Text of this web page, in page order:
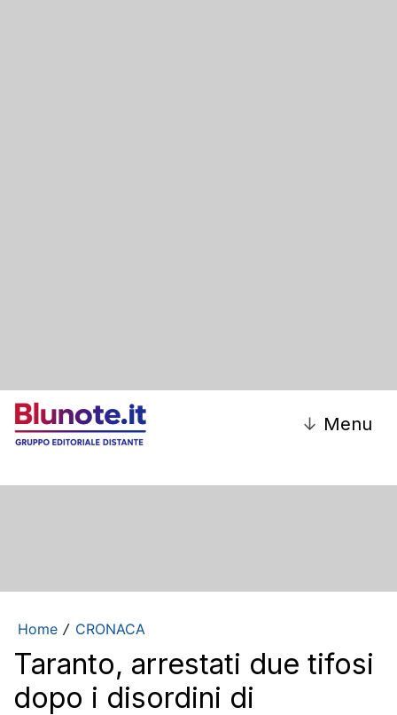
↓ Menu
Home / CRONACA
Taranto, arrestati due tifosi
dopo i disordini di